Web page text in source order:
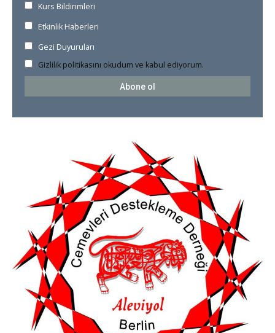
Kurs Bildirimleri
Etkinlik Haberleri
Gezi Duyuruları
Gizlilik politikasını okudum ve kabul ediyorum.